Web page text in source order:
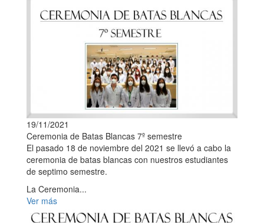
19/11/2021
Ceremonia de Batas Blancas 7º semestre
El pasado 18 de noviembre del 2021 se llevó a cabo la
ceremonia de batas blancas con nuestros estudiantes
de septimo semestre.
La Ceremonia...
Ver más